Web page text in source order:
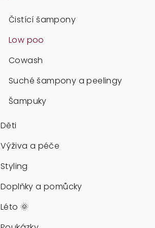
Čistící šampony
Low poo
Cowash
Suché šampony a peelingy
Šampuky
Děti
Výživa a péče
Styling
Doplňky a pomůcky
Léto 🌞